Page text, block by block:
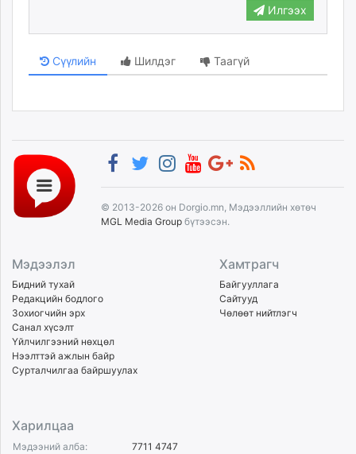
Илгээх
Сүүлийн Шилдэг Таагүй
© 2013-2026 он Dorgio.mn, Мэдээллийн хөтөч
MGL Media Group бүтээсэн.
Мэдээлэл
Бидний тухай
Редакцийн бодлого
Зохиогчийн эрх
Санал хүсэлт
Үйлчилгээний нөхцөл
Нээлттэй ажлын байр
Сурталчилгаа байршуулах
Хамтрагч
Байгууллага
Сайтууд
Чөлөөт нийтлэгч
Харилцаа
Мэдээний алба: 7711 4747